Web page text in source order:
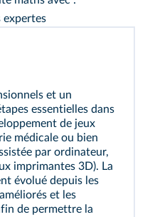
et un
essentielles dans
de jeux
médicale ou bien
par ordinateur,
imprimantes 3D). La
évolué depuis les
et les
de permettre la